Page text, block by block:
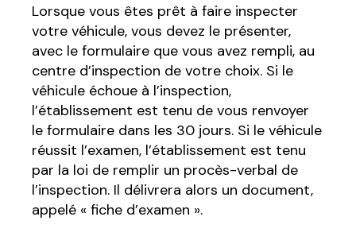
Lorsque vous êtes prêt à faire inspecter
votre véhicule, vous devez le présenter,
avec le formulaire que vous avez rempli, au
centre d’inspection de votre choix. Si le
véhicule échoue à l’inspection,
l’établissement est tenu de vous renvoyer
le formulaire dans les 30 jours. Si le véhicule
réussit l’examen, l’établissement est tenu
par la loi de remplir un procès-verbal de
l’inspection. Il délivrera alors un document,
appelé « fiche d’examen ».